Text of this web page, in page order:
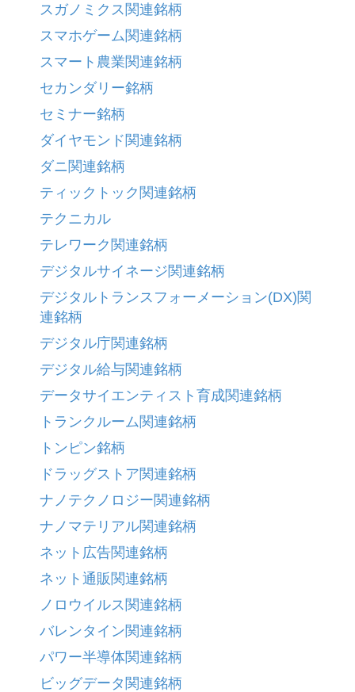
スガノミクス関連銘柄
スマホゲーム関連銘柄
スマート農業関連銘柄
セカンダリー銘柄
セミナー銘柄
ダイヤモンド関連銘柄
ダニ関連銘柄
ティックトック関連銘柄
テクニカル
テレワーク関連銘柄
デジタルサイネージ関連銘柄
デジタルトランスフォーメーション(DX)関
連銘柄
デジタル庁関連銘柄
デジタル給与関連銘柄
データサイエンティスト育成関連銘柄
トランクルーム関連銘柄
トンピン銘柄
ドラッグストア関連銘柄
ナノテクノロジー関連銘柄
ナノマテリアル関連銘柄
ネット広告関連銘柄
ネット通販関連銘柄
ノロウイルス関連銘柄
バレンタイン関連銘柄
パワー半導体関連銘柄
ビッグデータ関連銘柄